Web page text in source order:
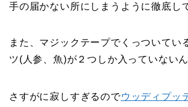
手の届かない所にしまうように徹底し
また、マジックテープでくっついてい
ツ(人参、魚)が２つしか入っていない
さすがに寂しすぎるのでウッディプッ